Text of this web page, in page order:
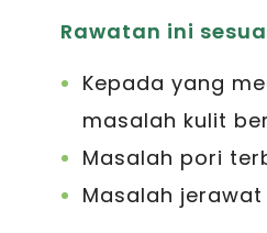
Rawatan ini
Kepada yang
masalah kulit
Masalah pori
Masalah jerawat